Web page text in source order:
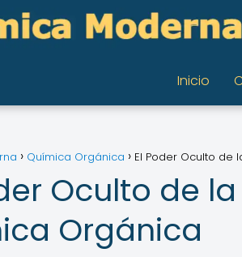
Inicio
Química Orgánica El Poder Oculto de
Oculto de
Orgánica